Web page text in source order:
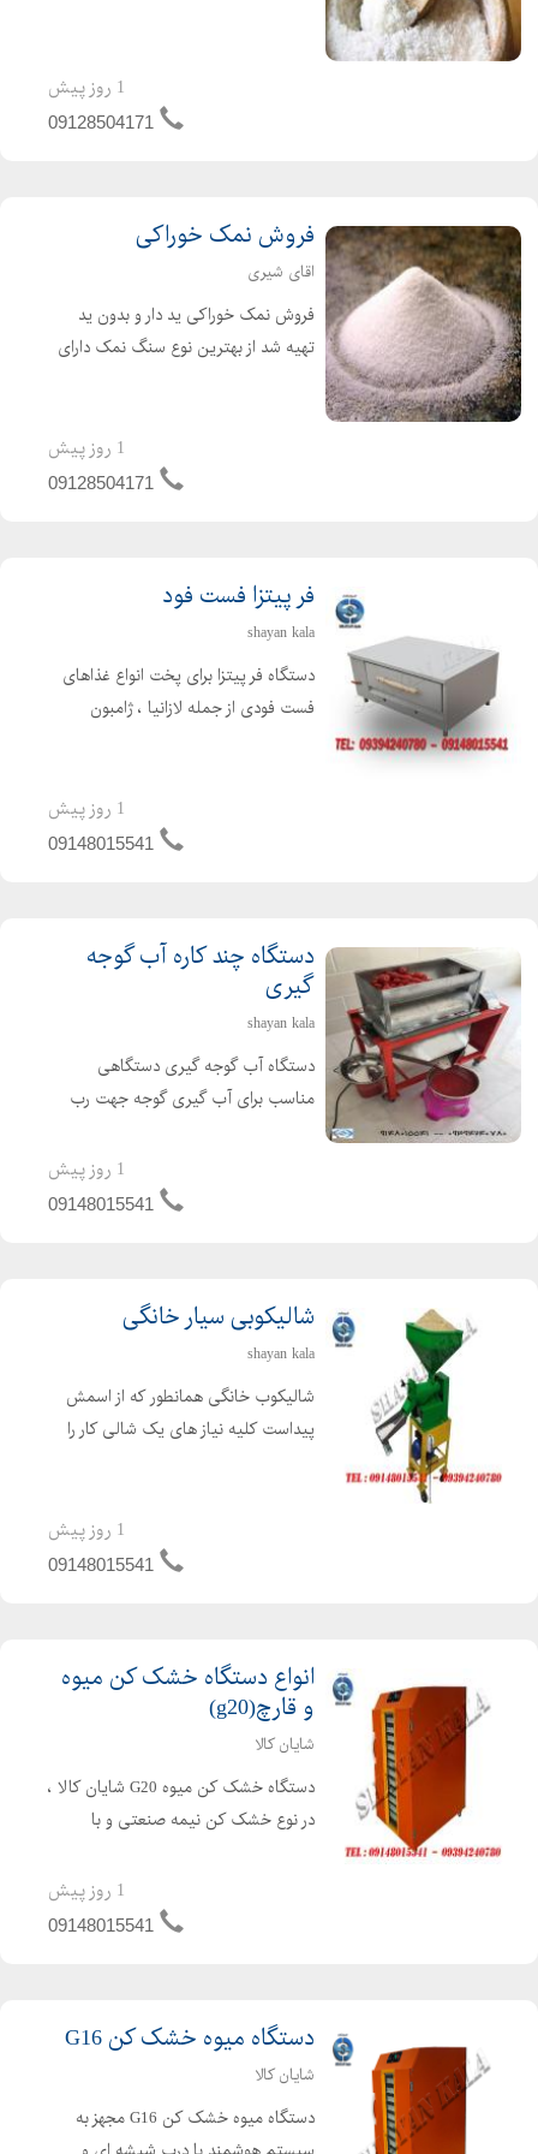
1 روز پیش
09128504171
فروش نمک خوراکی
اقای شیری
فروش نمک خوراکی ید دار و بدون ید
تهیه شد از بهترین نوع سنگ نمک دارای
1 روز پیش
09128504171
فر پیتزا فست فود
shayan kala
دستگاه فر پیتزا برای پخت انواع غذاهای
فست فودی از جمله لازانیا ، ژامبون
انواع مختلف صندوقی ، ریلی ، آجری ،
1 روز پیش
09148015541
دستگاه چند کاره آب گوجه
گیری
shayan kala
دستگاه آب گوجه گیری دستگاهی
مناسب برای آب گیری گوجه جهت رب
آب آلوزرد برای لواشک و آب انار دانه شده
و آب سیب با ظرفیت 500 تا 700 کیلو در
1 روز پیش
09148015541
شالیکوبی سیار خانگی
shayan kala
شالیکوب خانگی همانطور که از اسمش
پیداست کلیه نیاز های یک شالی کار را
فاز انواع شلتوک های مناطق مختلف آب
1 روز پیش
09148015541
انواع دستگاه خشک کن میوه
و قارچ(g20)
شایان کالا
دستگاه خشک کن میوه G20 شایان کالا ،
در نوع خشک کن نیمه صنعتی و با
کوچک طراحی شده است . دستگاه میوه
خشک کن G20 مجهز به سیستم هوشمند
1 روز پیش
09148015541
دستگاه میوه خشک کن G16
شایان کالا
دستگاه میوه خشک کن G16 مجهز به